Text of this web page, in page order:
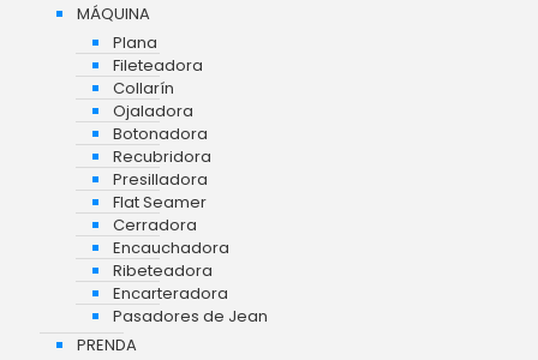
MÁQUINA
Plana
Fileteadora
Collarín
Ojaladora
Botonadora
Recubridora
Presilladora
Flat Seamer
Cerradora
Encauchadora
Ribeteadora
Encarteradora
Pasadores de Jean
PRENDA